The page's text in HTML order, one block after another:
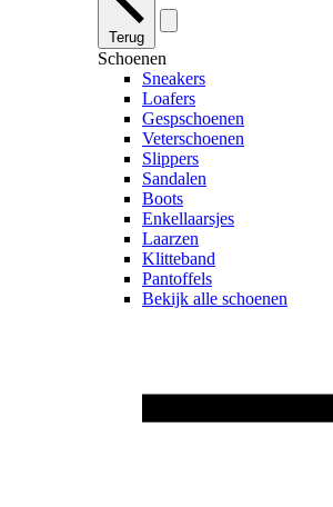
Terug
Schoenen
Sneakers
Loafers
Gespschoenen
Veterschoenen
Slippers
Sandalen
Boots
Enkellaarsjes
Laarzen
Klitteband
Pantoffels
Bekijk alle schoenen